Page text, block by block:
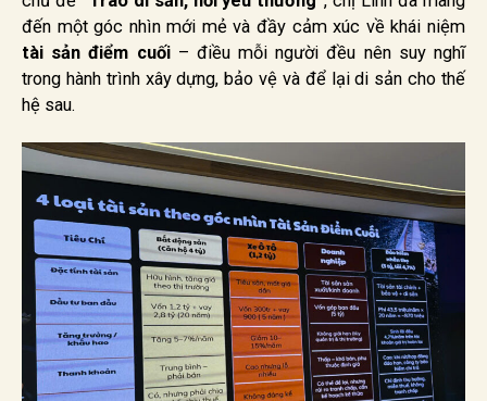
đến một góc nhìn mới mẻ và đầy cảm xúc về khái niệm
tài sản điểm cuối– điều mỗi người đều nên suy nghĩ
trong hành trình xây dựng, bảo vệ và để lại di sản cho thế
hệ sau.